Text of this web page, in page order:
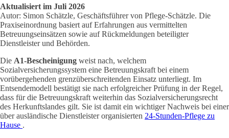
Aktualisiert im Juli 2026
Autor: Simon Schätzle, Geschäftsführer von Pflege-Schätzle. Die
Praxiseinordnung basiert auf Erfahrungen aus vermittelten
Betreuungseinsätzen sowie auf Rückmeldungen beteiligter
Dienstleister und Behörden.
Die A1-Bescheinigung weist nach, welchem
Sozialversicherungssystem eine Betreuungskraft bei einem
vorübergehenden grenzüberschreitenden Einsatz unterliegt. Im
Entsendemodell bestätigt sie nach erfolgreicher Prüfung in der Regel,
dass für die Betreuungskraft weiterhin das Sozialversicherungsrecht
des Herkunftslandes gilt. Sie ist damit ein wichtiger Nachweis bei einer
über ausländische Dienstleister organisierten 24-Stunden-Pflege zu
Hause .